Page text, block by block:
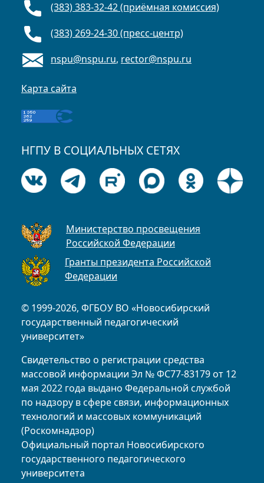
© 1999-2026, ФГБОУ ВО «Новосибирский
государственный педагогический
университет»
Свидетельство о регистрации средства
массовой информации Эл № ФС77-83179 от 12
мая 2022 года выдано Федеральной службой
по надзору в сфере связи, информационных
технологий и массовых коммуникаций
(Роскомнадзор)
Официальный портал Новосибирского
государственного педагогического
университета
(383) 383-32-42 (приёмная комиссия)
(383) 269-24-30 (пресс-центр)
nspu@nspu.ru, rector@nspu.ru
Карта сайта
НГПУ В СОЦИАЛЬНЫХ СЕТЯХ
Министерство просвещения
Российской Федерации
Гранты президента Российской
Федерации